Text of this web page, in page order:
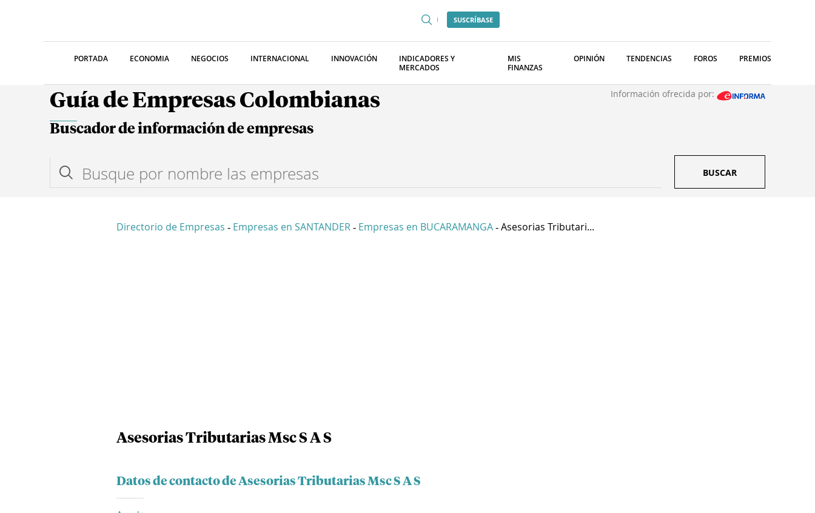
SUSCRÍBASE
PORTADA ECONOMIA NEGOCIOS INTERNACIONAL INNOVACIÓN
INDICADORES Y
MERCADOS
MIS
FINANZAS
OPINIÓN TENDENCIAS FOROS PREMIOS
Guía de Empresas Colombianas Información ofrecida por:
Buscador de información de empresas
BUSCAR
Directorio de Empresas - Empresas en SANTANDER - Empresas en BUCARAMANGA - Asesorias Tributari...
Asesorias Tributarias Msc S A S
Datos de contacto de Asesorias Tributarias Msc S A S